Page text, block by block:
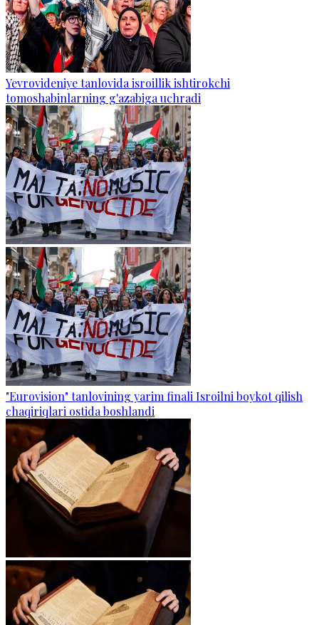
Yevrovideniye tanlovida isroillik ishtirokchi
tomoshabinlarning g'azabiga uchradi
"Eurovision" tanlovining yarim finali Isroilni boykot qilish
chaqiriqlari ostida boshlandi